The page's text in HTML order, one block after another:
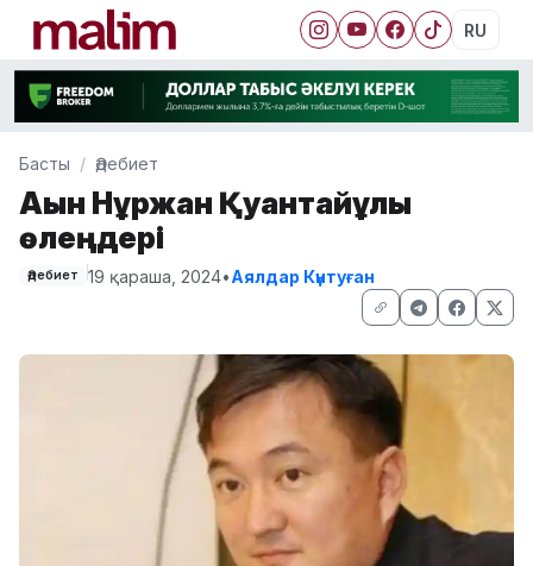
RU
Басты Әдебиет
Ақын Нұржан Қуантайұлы
өлеңдері
Әдебиет 19 қараша, 2024•Аялдар Күнтуған